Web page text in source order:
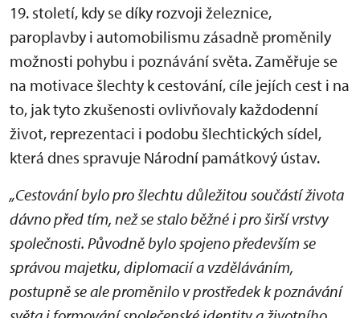
19. století, kdy se díky rozvoji železnice,
paroplavby i automobilismu zásadně proměnily
možnosti pohybu i poznávání světa. Zaměřuje se
na motivace šlechty k cestování, cíle jejích cest i na
to, jak tyto zkušenosti ovlivňovaly každodenní
život, reprezentaci i podobu šlechtických sídel,
která dnes spravuje Národní památkový ústav.
„Cestování bylo pro šlechtu důležitou součástí života
dávno před tím, než se stalo běžné i pro širší vrstvy
společnosti. Původně bylo spojeno především se
správou majetku, diplomacií a vzděláváním,
postupně se ale proměnilo v prostředek k poznávání